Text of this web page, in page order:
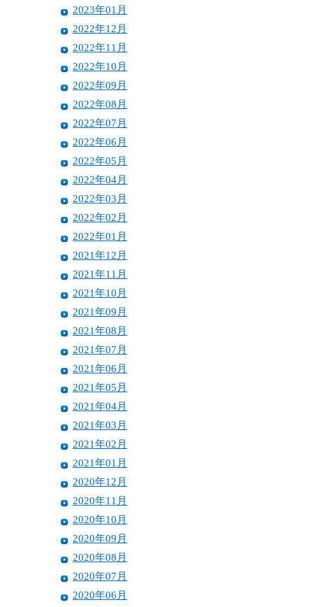
2023年01月
2022年12月
2022年11月
2022年10月
2022年09月
2022年08月
2022年07月
2022年06月
2022年05月
2022年04月
2022年03月
2022年02月
2022年01月
2021年12月
2021年11月
2021年10月
2021年09月
2021年08月
2021年07月
2021年06月
2021年05月
2021年04月
2021年03月
2021年02月
2021年01月
2020年12月
2020年11月
2020年10月
2020年09月
2020年08月
2020年07月
2020年06月